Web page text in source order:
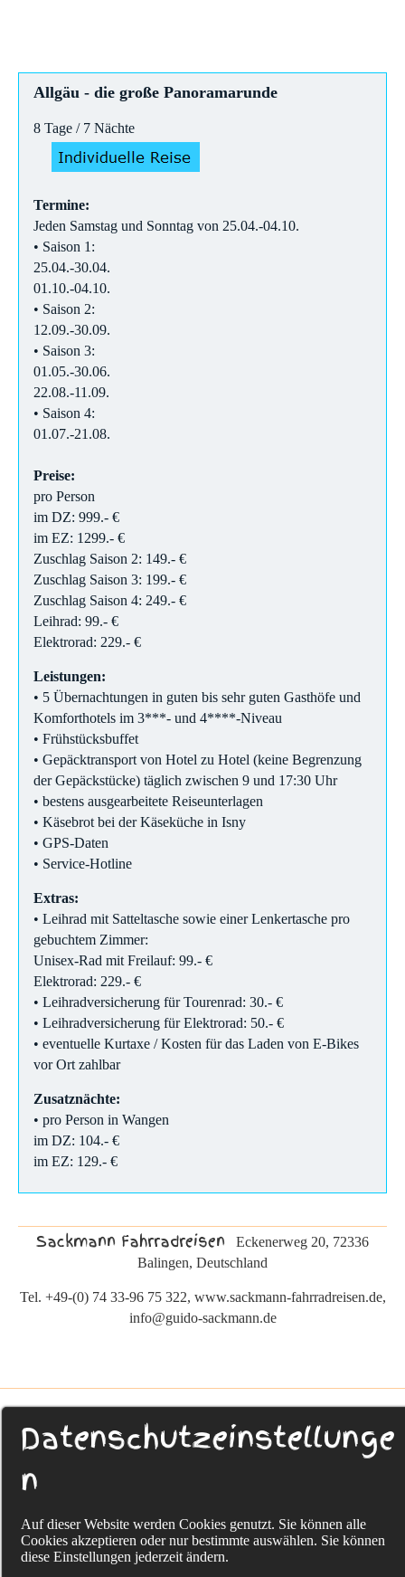
Allgäu - die große Panoramarunde
8 Tage / 7 Nächte
Termine:
Jeden Samstag und Sonntag von 25.04.-04.10.
• Saison 1:
25.04.-30.04.
01.10.-04.10.
• Saison 2:
12.09.-30.09.
• Saison 3:
01.05.-30.06.
22.08.-11.09.
• Saison 4:
01.07.-21.08.
Preise:
pro Person
im DZ: 999.- €
im EZ: 1299.- €
Zuschlag Saison 2: 149.- €
Zuschlag Saison 3: 199.- €
Zuschlag Saison 4: 249.- €
Leihrad: 99.- €
Elektrorad: 229.- €
Leistungen:
• 5 Übernachtungen in guten bis sehr guten Gasthöfe und
Komforthotels im 3***- und 4****-Niveau
• Frühstücksbuffet
• Gepäcktransport von Hotel zu Hotel (keine Begrenzung
der Gepäckstücke) täglich zwischen 9 und 17:30 Uhr
• bestens ausgearbeitete Reiseunterlagen
• Käsebrot bei der Käseküche in Isny
• GPS-Daten
• Service-Hotline
Extras:
• Leihrad mit Satteltasche sowie einer Lenkertasche pro
gebuchtem Zimmer:
Unisex-Rad mit Freilauf: 99.- €
Elektrorad: 229.- €
• Leihradversicherung für Tourenrad: 30.- €
• Leihradversicherung für Elektrorad: 50.- €
• eventuelle Kurtaxe / Kosten für das Laden von E-Bikes
vor Ort zahlbar
Zusatznächte:
• pro Person in Wangen
im DZ: 104.- €
im EZ: 129.- €
Sackmann Fahrradreisen Eckenerweg 20, 72336
Balingen, Deutschland
Tel. +49-(0) 74 33-96 75 322, www.sackmann-fahrradreisen.de,
info@guido-sackmann.de
Datenschutzeinstellunge
n
Auf dieser Website werden Cookies genutzt. Sie können alle
Cookies akzeptieren oder nur bestimmte auswählen. Sie können
diese Einstellungen jederzeit ändern.